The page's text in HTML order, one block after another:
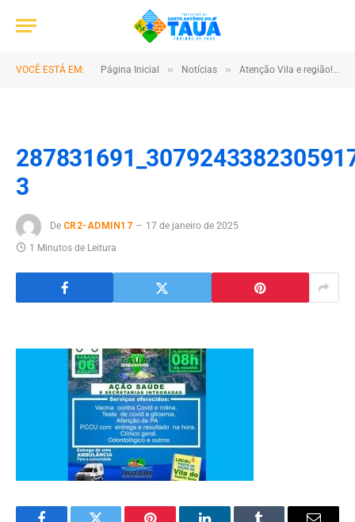
VOCÊ ESTÁ EM: Página Inicial » Notícias » Atenção Vila e região!
3
De CR2-ADMIN17
17 de janeiro de 2025
1 Minutos de Leitura